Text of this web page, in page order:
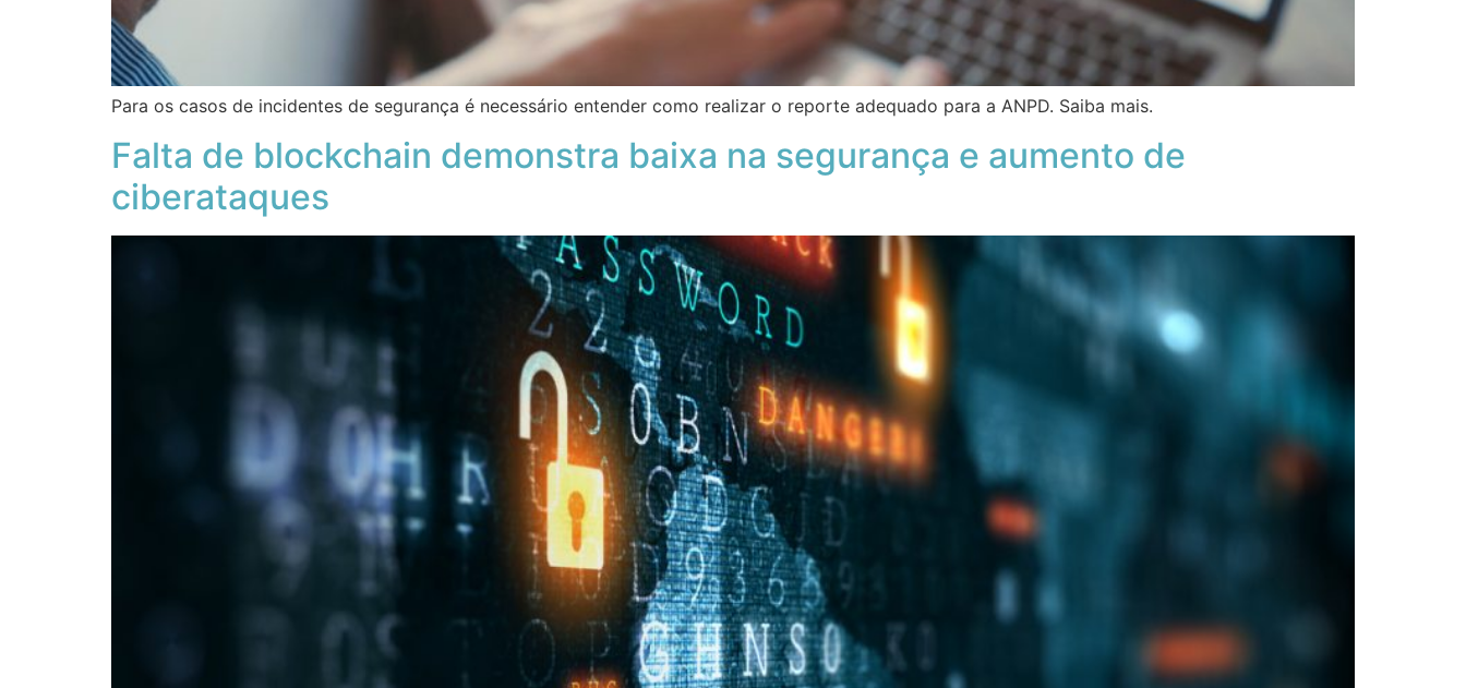
Para os casos de incidentes de segurança é necessário entender como realizar o reporte adequado para a ANPD. Saiba mais.
Falta de blockchain demonstra baixa na segurança e aumento de
ciberataques